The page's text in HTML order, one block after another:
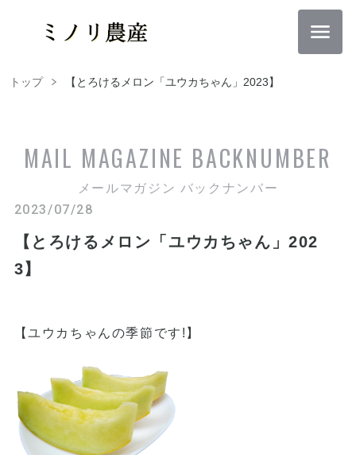
トップ 【とろけるメロン「ユウカちゃん」2023】
MAIL MAGAZINE BACKNUMBER
メールマガジン バックナンバー
2023/07/28
【とろけるメロン「ユウカちゃん」202
3】
【ユウカちゃんの季節です!】